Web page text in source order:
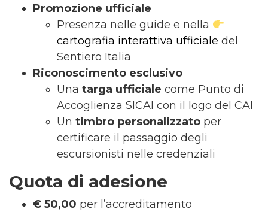
Promozione ufficiale
Presenza nelle guide e nella
cartografia interattiva ufficiale del
Sentiero Italia
Riconoscimento esclusivo
Una targa ufficiale come Punto di
Accoglienza SICAI con il logo del CAI
Un timbro personalizzato per
certificare il passaggio degli
escursionisti nelle credenziali
Quota di adesione
€ 50,00 per l’accreditamento